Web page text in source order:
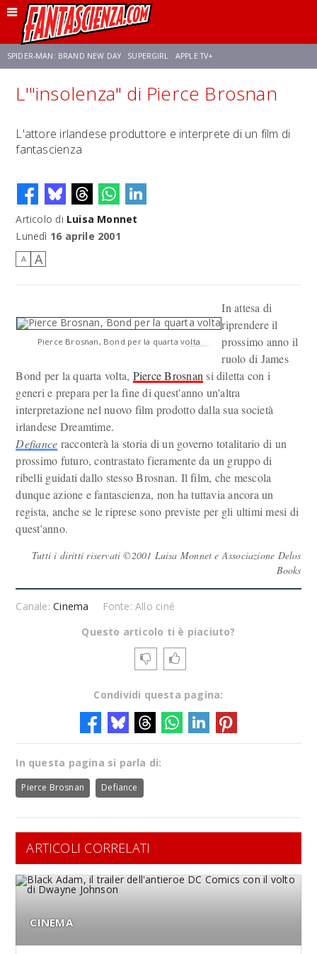
SPIDER-MAN: BRAND NEW DAY SUPERGIRL APPLE TV+
FRANCO RICCIARDIELLO ZENDAYA STAR TREK AVENGERS: DOOMSDAY
NETFLIX SADIE SINK
L'"insolenza" di Pierce Brosnan
L'attore irlandese produttore e interprete di un film di
fantascienza
Articolo di Luisa Monnet
Lunedì 16 aprile 2001
A A
Pierce Brosnan, Bond per la quarta volta
In attesa di
riprendere il
prossimo anno il
ruolo di James
Bond per la quarta volta, Pierce Brosnan si diletta con i
generi e prepara per la fine di quest'anno un'altra
interpretazione nel nuovo film prodotto dalla sua società
irlandese Dreamtime.
Defiance racconterà la storia di un governo totalitario di un
prossimo futuro, contrastato fieramente da un gruppo di
ribelli guidati dallo stesso Brosnan. Il film, che mescola
dunque azione e fantascienza, non ha tuttavia ancora un
regista, anche se le riprese sono previste per gli ultimi mesi di
quest'anno.
Tutti i diritti riservati ©2001 Luisa Monnet e Associazione Delos
Books
Canale:Cinema
Fonte: Allo ciné
Questo articolo ti è piaciuto?
Condividi questa pagina:
In questa pagina si parla di:
Pierce Brosnan Defiance
ARTICOLI CORRELATI
CINEMA